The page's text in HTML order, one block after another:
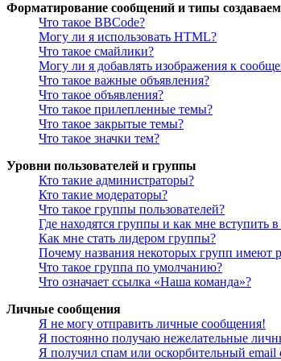
Форматирование сообщений и типы
Что такое BBCode?
Могу ли я использовать HTML?
Что такое смайлики?
Могу ли я добавлять изображения к
Что такое важные объявления?
Что такое объявления?
Что такое прилепленные темы?
Что такое закрытые темы?
Что такое значки тем?
Уровни пользователей и группы
Кто такие администраторы?
Кто такие модераторы?
Что такое группы пользователей?
Где находятся группы и как мне вступить
Как мне стать лидером группы?
Почему названия некоторых групп имеют
Что такое группа по умолчанию?
Что означает ссылка «Наша команда»?
Личные сообщения
Я не могу отправить личные сообщения!
Я постоянно получаю нежелательные
Я получил спам или оскорбительный email